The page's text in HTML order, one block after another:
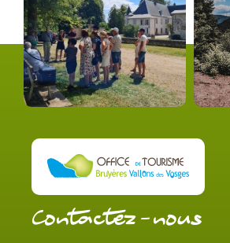
Contactez-nous